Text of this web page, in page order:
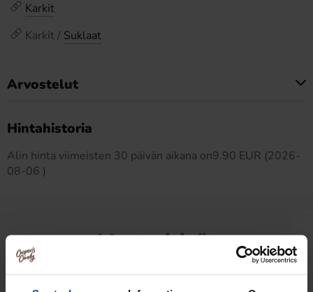
Karkit
Karkit / Suklaat
Arvostelut
Hintahistoria
Alin hinta viimeisten 30 päivän aikana on9.90 EUR (2026-
08-06 )
Muut pitivät